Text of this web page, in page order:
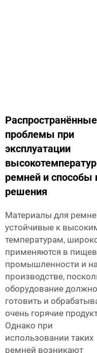
Распространённые
проблемы при
эксплуатации
ремней и способы
решения
Материалы для
устойчивые к
температурам,
применяются в
промышленности и
производстве,
оборудование должно
готовить и
очень горячие
Однако при
использовании таких
ремней возникают